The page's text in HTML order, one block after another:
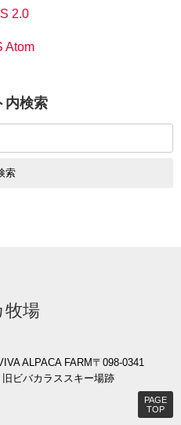
2.0
Atom
内検索
牧場
ALPACA FARM〒098-0341
ビバカラススキー場跡
PAGE
TOP